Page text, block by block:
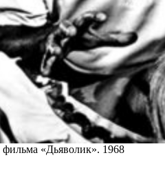
«Дьяволик». 1968